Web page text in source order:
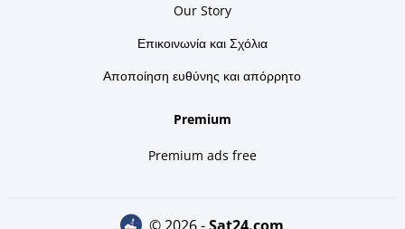
Our Story
Επικοινωνία και Σχόλια
Αποποίηση ευθύνης και απόρρητο
Premium
Premium ads free